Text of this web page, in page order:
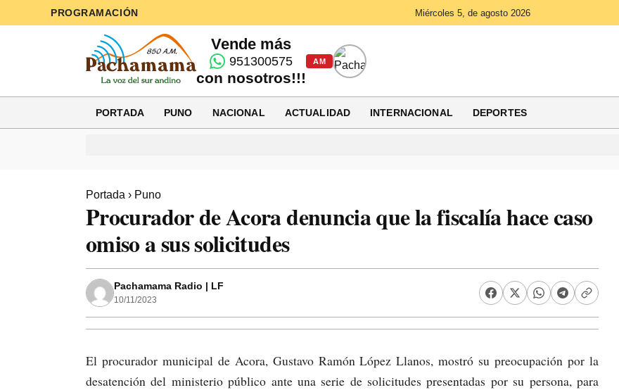
PROGRAMACIÓN Miércoles 5, de agosto 2026
Vende más
951300575
con nosotros!!!
AM
PORTADA PUNO NACIONAL ACTUALIDAD INTERNACIONAL DEPORTES
Portada › Puno
Procurador de Acora denuncia que la fiscalía hace caso
omiso a sus solicitudes
Pachamama Radio | LF
10/11/2023
El procurador municipal de Acora, Gustavo Ramón López Llanos, mostró su preocupación por la
desatención del ministerio público ante una serie de solicitudes presentadas por su persona, para